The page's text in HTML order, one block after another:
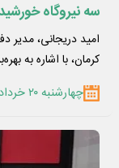
سه نیروگاه
امید دریجانی، مدیر
کرمان، با اشاره به
چهارشنبه ۲۰ خرداد ۱۴۰۵